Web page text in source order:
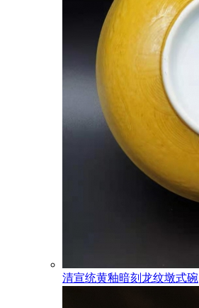
清宣统黄釉暗刻龙纹墩式碗